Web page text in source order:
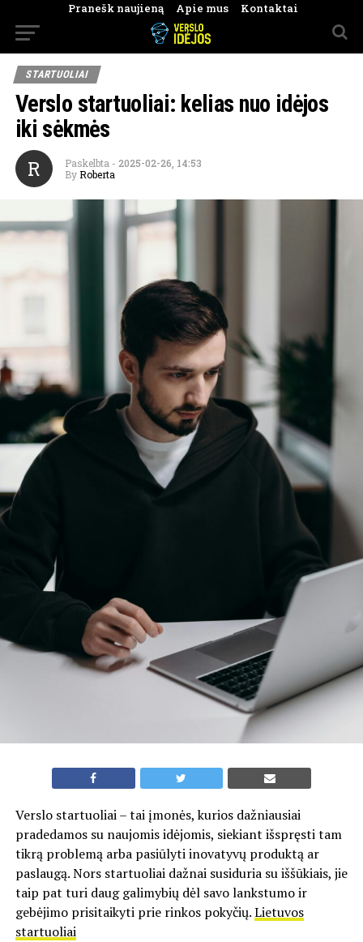
Pranešk naujieną Apie mus Kontaktai
STARTUOLIAI
Verslo startuoliai: kelias nuo idėjos
iki sėkmės
R Paskelbta - 2025-02-26, 14:53
By Roberta
Verslo startuoliai – tai įmonės, kurios dažniausiai
pradedamos su naujomis idėjomis, siekiant išspręsti tam
tikrą problemą arba pasiūlyti inovatyvų produktą ar
paslaugą. Nors startuoliai dažnai susiduria su iššūkiais, jie
taip pat turi daug galimybių dėl savo lankstumo ir
gebėjimo prisitaikyti prie rinkos pokyčių.Lietuvos
startuoliai